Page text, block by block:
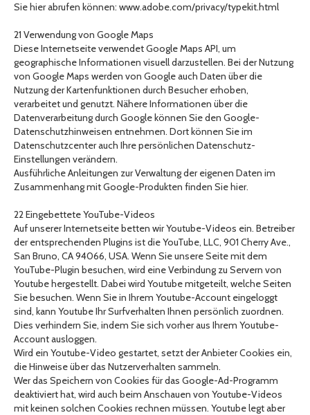
Sie hier abrufen können: www.adobe.com/privacy/typekit.html
21 Verwendung von Google Maps
Diese Internetseite verwendet Google Maps API, um
geographische Informationen visuell darzustellen. Bei der Nutzung
von Google Maps werden von Google auch Daten über die
Nutzung der Kartenfunktionen durch Besucher erhoben,
verarbeitet und genutzt. Nähere Informationen über die
Datenverarbeitung durch Google können Sie den Google-
Datenschutzhinweisen entnehmen. Dort können Sie im
Datenschutzcenter auch Ihre persönlichen Datenschutz-
Einstellungen verändern.
Ausführliche Anleitungen zur Verwaltung der eigenen Daten im
Zusammenhang mit Google-Produkten finden Sie hier.
22 Eingebettete YouTube-Videos
Auf unserer Internetseite betten wir Youtube-Videos ein. Betreiber
der entsprechenden Plugins ist die YouTube, LLC, 901 Cherry Ave.,
San Bruno, CA 94066, USA. Wenn Sie unsere Seite mit dem
YouTube-Plugin besuchen, wird eine Verbindung zu Servern von
Youtube hergestellt. Dabei wird Youtube mitgeteilt, welche Seiten
Sie besuchen. Wenn Sie in Ihrem Youtube-Account eingeloggt
sind, kann Youtube Ihr Surfverhalten Ihnen persönlich zuordnen.
Dies verhindern Sie, indem Sie sich vorher aus Ihrem Youtube-
Account ausloggen.
Wird ein Youtube-Video gestartet, setzt der Anbieter Cookies ein,
die Hinweise über das Nutzerverhalten sammeln.
Wer das Speichern von Cookies für das Google-Ad-Programm
deaktiviert hat, wird auch beim Anschauen von Youtube-Videos
mit keinen solchen Cookies rechnen müssen. Youtube legt aber